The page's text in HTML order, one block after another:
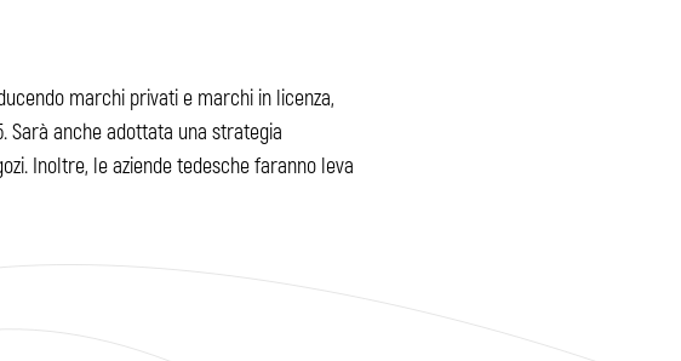
marchi privati e marchi in licenza,
Sarà anche adottata una strategia
Inoltre, le aziende tedesche faranno leva